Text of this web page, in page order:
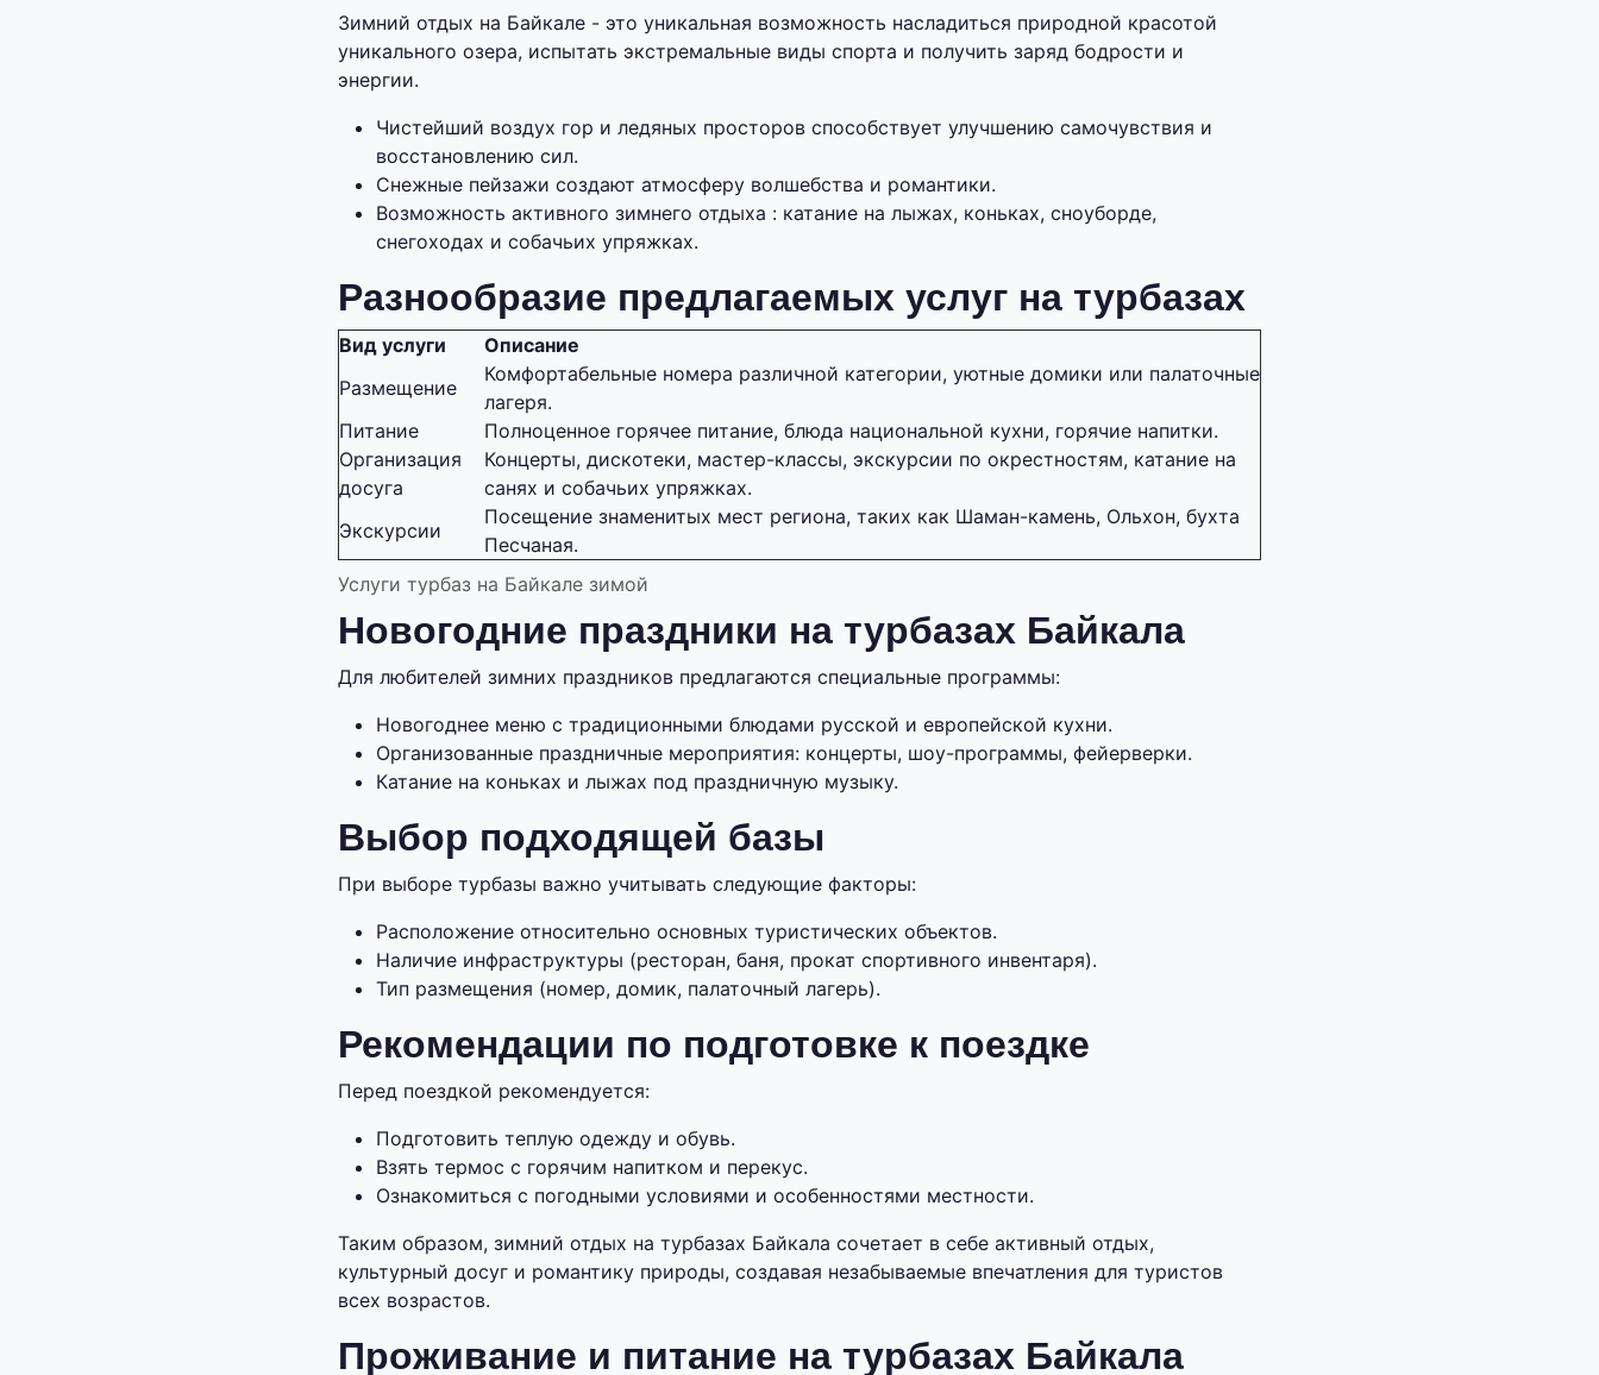
Зимний отдых на Байкале - это уникальная возможность насладиться природной красотой
уникального озера, испытать экстремальные виды спорта и получить заряд бодрости и
энергии.
Чистейший воздух гор и ледяных просторов способствует улучшению самочувствия и
восстановлению сил.
Снежные пейзажи создают атмосферу волшебства и романтики.
Возможность активного зимнего отдыха : катание на лыжах, коньках, сноуборде,
снегоходах и собачьих упряжках.
Разнообразие предлагаемых услуг на турбазах
Услуги турбаз на Байкале зимой
Вид услуги
Описание
Размещение
Комфортабельные номера различной категории, уютные домики или палаточные
лагеря.
Питание
Полноценное горячее питание, блюда национальной кухни, горячие напитки.
Организация
досуга
Концерты, дискотеки, мастер-классы, экскурсии по окрестностям, катание на
санях и собачьих упряжках.
Экскурсии
Посещение знаменитых мест региона, таких как Шаман-камень, Ольхон, бухта
Песчаная.
Новогодние праздники на турбазах Байкала
Для любителей зимних праздников предлагаются специальные программы:
Новогоднее меню с традиционными блюдами русской и европейской кухни.
Организованные праздничные мероприятия: концерты, шоу-программы, фейерверки.
Катание на коньках и лыжах под праздничную музыку.
Выбор подходящей базы
При выборе турбазы важно учитывать следующие факторы:
Расположение относительно основных туристических объектов.
Наличие инфраструктуры (ресторан, баня, прокат спортивного инвентаря).
Тип размещения (номер, домик, палаточный лагерь).
Рекомендации по подготовке к поездке
Перед поездкой рекомендуется:
Подготовить теплую одежду и обувь.
Взять термос с горячим напитком и перекус.
Ознакомиться с погодными условиями и особенностями местности.
Таким образом, зимний отдых на турбазах Байкала сочетает в себе активный отдых,
культурный досуг и романтику природы, создавая незабываемые впечатления для туристов
всех возрастов.
Проживание и питание на турбазах Байкала